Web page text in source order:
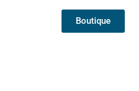
Boutique